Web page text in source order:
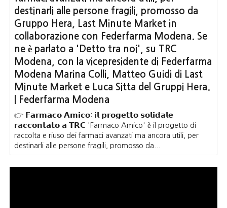
destinarli alle persone fragili, promosso da
Gruppo Hera, Last Minute Market in
collaborazione con Federfarma Modena. Se
ne è parlato a 'Detto tra noi', su TRC
Modena, con la vicepresidente di Federfarma
Modena Marina Colli, Matteo Guidi di Last
Minute Market e Luca Sitta del Gruppi Hera.
| Federfarma Modena
👉 𝗙𝗮𝗿𝗺𝗮𝗰𝗼 𝗔𝗺𝗶𝗰𝗼: 𝗶𝗹 𝗽𝗿𝗼𝗴𝗲𝘁𝘁𝗼 𝘀𝗼𝗹𝗶𝗱𝗮𝗹𝗲
𝗿𝗮𝗰𝗰𝗼𝗻𝘁𝗮𝘁𝗼 𝗮 𝗧𝗥𝗖 'Farmaco Amico' è il progetto di
raccolta e riuso dei farmaci avanzati ma ancora utili, per
destinarli alle persone fragili, promosso da...